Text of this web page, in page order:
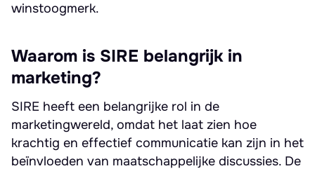
winstoogmerk.
Waarom is SIRE belangrijk in
marketing?
SIRE heeft een belangrijke rol in de
marketingwereld, omdat het laat zien hoe
krachtig en effectief communicatie kan zijn in het
beïnvloeden van maatschappelijke discussies. De